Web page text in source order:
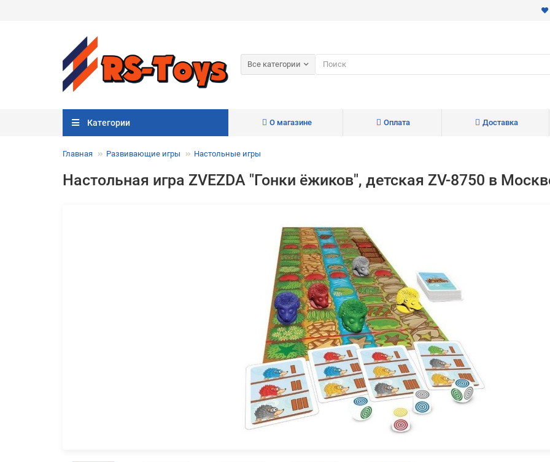
Все категории
Категории О магазине Оплата Доставка
Главная Развивающие игры Настольные игры
Настольная игра ZVEZDA "Гонки ёжиков", детская ZV-8750 в
Разбейтеоплату
на частибез переплат
График платежей
Сегодня
25%